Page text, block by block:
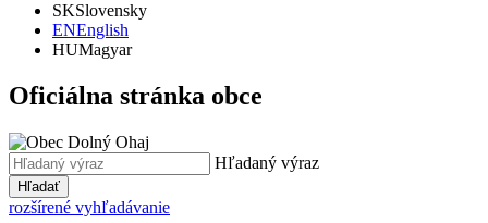
SKSlovensky
ENEnglish
HUMagyar
Oficiálna stránka obce
Hľadaný výraz
Hľadať
rozšírené vyhľadávanie